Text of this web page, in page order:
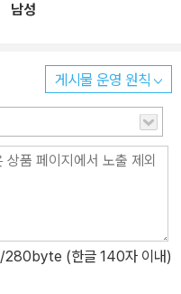
남성
게시물 운영 원칙
/280byte (한글 140자 이내)